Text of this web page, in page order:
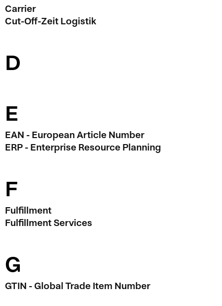
Carrier
Cut-Off-Zeit Logistik
D
E
EAN - European Article Number
ERP - Enterprise Resource Planning
F
Fulfillment
Fulfillment Services
G
GTIN - Global Trade Item Number